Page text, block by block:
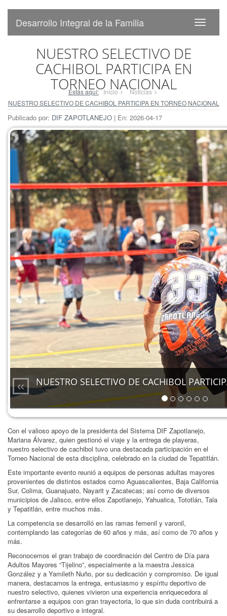
Desarrollo Integral de la Familia
NUESTRO SELECTIVO DE
CACHIBOL PARTICIPA EN
TORNEO NACIONAL
Estás aquí: Inicio
Noticias
NUESTRO SELECTIVO DE CACHIBOL PARTICIPA EN TORNEO NACIONAL
Publicado por: DIF ZAPOTLANEJO | En: 2026-04-17
NUESTRO SELECTIVO DE CACHIBOL
«
Con el valioso apoyo de la presidenta del Sistema DIF Zapotlanejo,
Mariana Álvarez, quien gestionó el viaje y la entrega de playeras,
nuestro selectivo de cachibol tuvo una destacada participación en el
Torneo Nacional de esta disciplina, celebrado en la ciudad de Tepatitlán.
Este importante evento reunió a equipos de personas adultas mayores
provenientes de distintos estados como Aguascalientes, Baja California
Sur, Colima, Guanajuato, Nayarit y Zacatecas; así como de diversos
municipios de Jalisco, entre ellos Zapotlanejo, Yahualica, Tototlán, Tala
y Tepatitlán, entre muchos más.
La competencia se desarrolló en las ramas femenil y varonil,
contemplando las categorías de 60 años y más, así como de 70 años y
más.
Reconocemos el gran trabajo de coordinación del Centro de Día para
Adultos Mayores “Tijelino”, especialmente a la maestra Jessica
González y a Yamileth Nuño, por su dedicación y compromiso. De igual
manera, destacamos la entrega, entusiasmo y espíritu deportivo de
nuestro selectivo, quienes vivieron una experiencia enriquecedora al
enfrentarse a equipos con gran trayectoria, lo que sin duda contribuirá a
su desarrollo deportivo e integral.